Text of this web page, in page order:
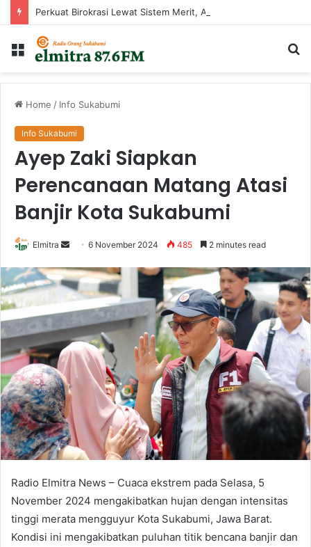
Menu
Home / Info Sukabumi
Info Sukabumi
Ayep Zaki Siapkan
Perencanaan Matang Atasi
Banjir Kota Sukabumi
Elmitra
Send
email
6 November 2024 485 2 minutes read
Radio Elmitra News – Cuaca ekstrem pada Selasa, 5
November 2024 mengakibatkan hujan dengan intensitas
tinggi merata mengguyur Kota Sukabumi, Jawa Barat.
Kondisi ini mengakibatkan puluhan titik bencana banjir dan